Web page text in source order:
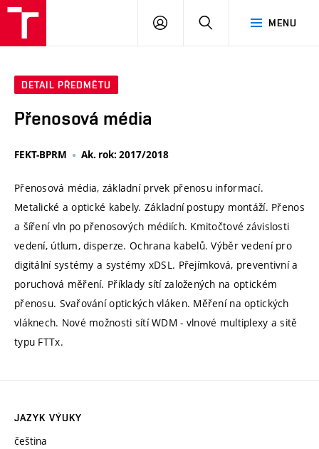
MENU
PŘIHLÁSIT
DETAIL PŘEDMĚTU
Přenosová média
FEKT-BPRM Ak. rok: 2017/2018
Přenosová média, základní prvek přenosu informací.
Metalické a optické kabely. Základní postupy montáží. Přenos
a šíření vln po přenosových médiích. Kmitočtové závislosti
vedení, útlum, disperze. Ochrana kabelů. Výběr vedení pro
digitální systémy a systémy xDSL. Přejímková, preventivní a
poruchová měření. Příklady sítí založených na optickém
přenosu. Svařování optických vláken. Měření na optických
vláknech. Nové možnosti sítí WDM - vlnové multiplexy a sitě
typu FTTx.
JAZYK VÝUKY
čeština